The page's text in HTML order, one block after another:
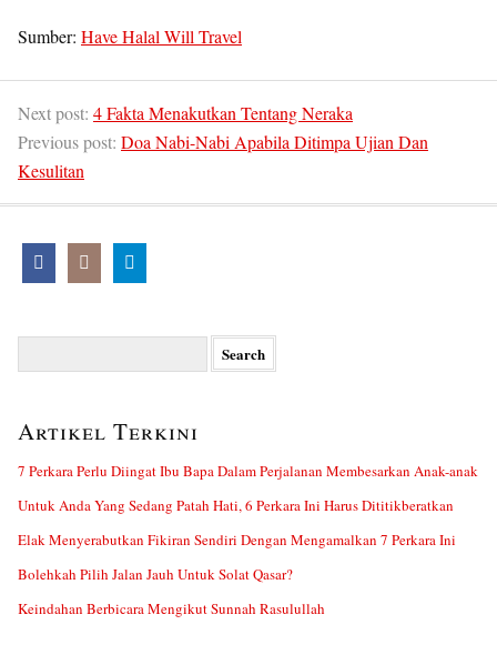
Sumber: Have Halal Will Travel
Next post: 4 Fakta Menakutkan Tentang Neraka
Previous post: Doa Nabi-Nabi Apabila Ditimpa Ujian Dan
Kesulitan
Artikel Terkini
7 Perkara Perlu Diingat Ibu Bapa Dalam Perjalanan Membesarkan Anak-anak
Untuk Anda Yang Sedang Patah Hati, 6 Perkara Ini Harus Dititikberatkan
Elak Menyerabutkan Fikiran Sendiri Dengan Mengamalkan 7 Perkara Ini
Bolehkah Pilih Jalan Jauh Untuk Solat Qasar?
Keindahan Berbicara Mengikut Sunnah Rasulullah